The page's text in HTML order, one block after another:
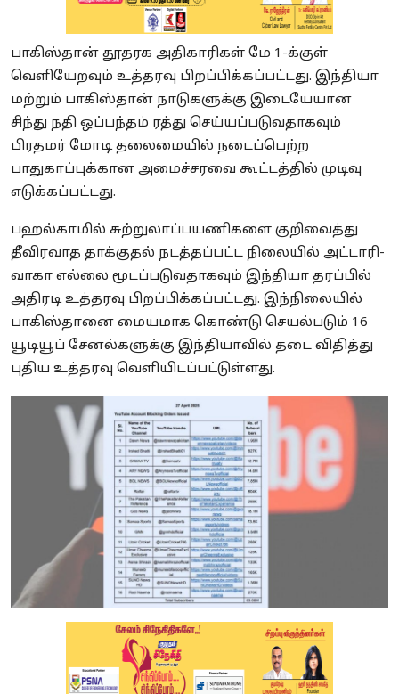
பாகிஸ்தான் தூதரக அதிகாரிகள் மே 1-க்குள்
வெளியேறவும் உத்தரவு பிறப்பிக்கப்பட்டது. இந்தியா
மற்றும் பாகிஸ்தான் நாடுகளுக்கு இடையேயான
சிந்து நதி ஒப்பந்தம் ரத்து செய்யப்படுவதாகவும்
பிரதமர் மோடி தலைமையில் நடைப்பெற்ற
பாதுகாப்புக்கான அமைச்சரவை கூட்டத்தில் முடிவு
எடுக்கப்பட்டது.
பஹல்காமில் சுற்றுலாப்பயணிகளை குறிவைத்து
தீவிரவாத தாக்குதல் நடத்தப்பட்ட நிலையில் அட்டாரி-
வாகா எல்லை மூடப்படுவதாகவும் இந்தியா தரப்பில்
அதிரடி உத்தரவு பிறப்பிக்கப்பட்டது. இந்நிலையில்
பாகிஸ்தானை மையமாக கொண்டு செயல்படும் 16
யூடியூப் சேனல்களுக்கு இந்தியாவில் தடை விதித்து
புதிய உத்தரவு வெளியிடப்பட்டுள்ளது.